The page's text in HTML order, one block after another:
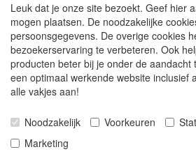
Over ons.
Privacyverklaring
Microschroeven.nl
/ Kvk nr. 08205825
NL001662495B62
Leuk dat je onze site bezoekt. Geef hier
mogen plaatsen. De noodzakelijke
persoonsgegevens. De overige cookies
bezoekerservaring te verbeteren. Ook
producten beter bij je onder de aandacht
een optimaal werkende website inclusief
alle vakjes aan!
Noodzakelijk Voorkeuren
Marketing